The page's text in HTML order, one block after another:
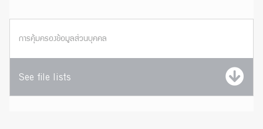
การคุ้มครองข้อมูลส่วนบุคคล
See file lists